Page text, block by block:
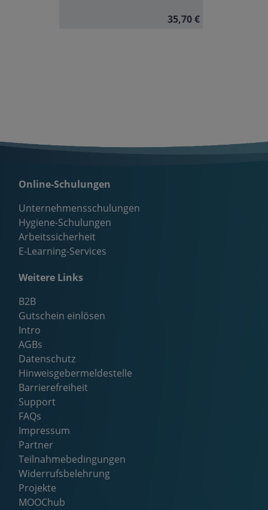
35,70 €
Online-Schulungen
Unternehmensschulungen
Hygiene-Schulungen
Arbeitssicherheit
E-Learning-Services
Weitere Links
B2B
Gutschein einlösen
Intro
AGBs
Datenschutz
Hinweisgebermeldestelle
Barrierefreiheit
Support
FAQs
Impressum
Partner
Teilnahmebedingungen
Widerrufsbelehrung
Projekte
MOOChub